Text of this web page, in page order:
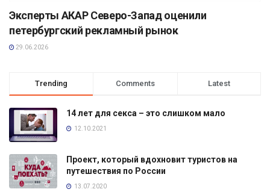
Эксперты АКАР Северо-Запад оценили
петербургский рекламный рынок
29.06.2026
Trending Comments Latest
14 лет для секса – это слишком мало
12.10.2021
Проект, который вдохновит туристов на
путешествия по России
13.07.2020